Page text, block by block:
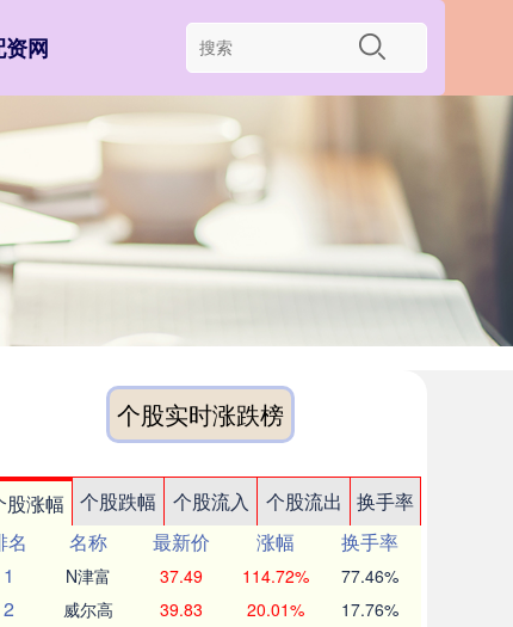
网
个股实时涨跌榜
股涨幅 个股跌幅 个股流入 个股流出
换手率
名
名称 最新价 涨幅
换手率
1
N津富 37.49 114.72% 77.46%
2 威尔高 39.83 20.01% 17.76%